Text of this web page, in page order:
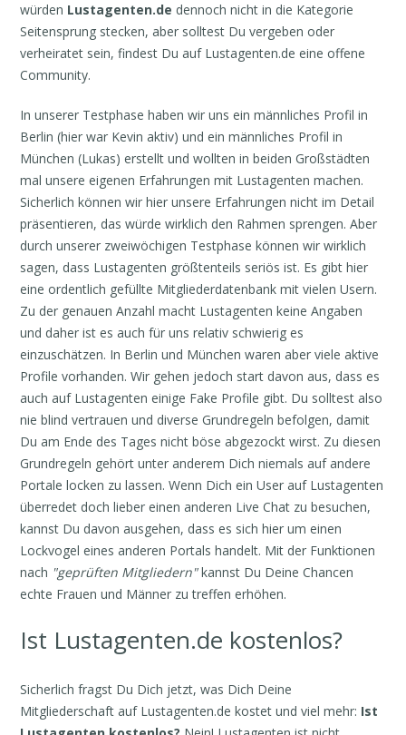
würden Lustagenten.de dennoch nicht in die Kategorie
Seitensprung stecken, aber solltest Du vergeben oder
verheiratet sein, findest Du auf Lustagenten.de eine offene
Community.
In unserer Testphase haben wir uns ein männliches Profil in
Berlin (hier war Kevin aktiv) und ein männliches Profil in
München (Lukas) erstellt und wollten in beiden Großstädten
mal unsere eigenen Erfahrungen mit Lustagenten machen.
Sicherlich können wir hier unsere Erfahrungen nicht im Detail
präsentieren, das würde wirklich den Rahmen sprengen. Aber
durch unserer zweiwöchigen Testphase können wir wirklich
sagen, dass Lustagenten größtenteils seriös ist. Es gibt hier
eine ordentlich gefüllte Mitgliederdatenbank mit vielen Usern.
Zu der genauen Anzahl macht Lustagenten keine Angaben
und daher ist es auch für uns relativ schwierig es
einzuschätzen. In Berlin und München waren aber viele aktive
Profile vorhanden. Wir gehen jedoch start davon aus, dass es
auch auf Lustagenten einige Fake Profile gibt. Du solltest also
nie blind vertrauen und diverse Grundregeln befolgen, damit
Du am Ende des Tages nicht böse abgezockt wirst. Zu diesen
Grundregeln gehört unter anderem Dich niemals auf andere
Portale locken zu lassen. Wenn Dich ein User auf Lustagenten
überredet doch lieber einen anderen Live Chat zu besuchen,
kannst Du davon ausgehen, dass es sich hier um einen
Lockvogel eines anderen Portals handelt. Mit der Funktionen
nach "geprüften Mitgliedern"kannst Du Deine Chancen
echte Frauen und Männer zu treffen erhöhen.
Ist Lustagenten.de kostenlos?
Sicherlich fragst Du Dich jetzt, was Dich Deine
Mitgliederschaft auf Lustagenten.de kostet und viel mehr: Ist